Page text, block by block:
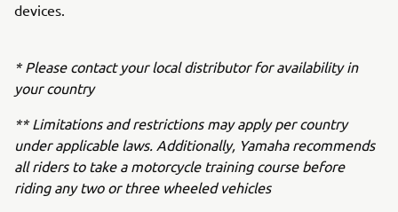
devices.
* Please contact your local distributor for availability in
your country
** Limitations and restrictions may apply per country
under applicable laws. Additionally, Yamaha recommends
all riders to take a motorcycle training course before
riding any two or three wheeled vehicles